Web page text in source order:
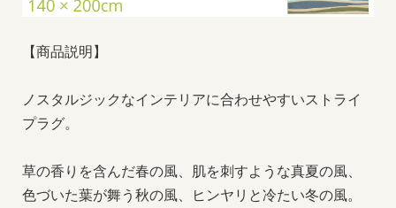
【商品説明】
ノスタルジックなインテリアに合わせやすいストライ
プラグ。
草の香りを含んだ春の風、肌を刺すような真夏の風、
色づいた葉が舞う秋の風、ヒンヤリと冷たい冬の風。